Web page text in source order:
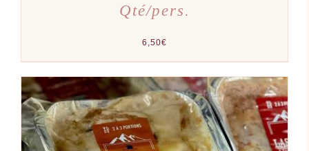
Qté/pers.
6,50€